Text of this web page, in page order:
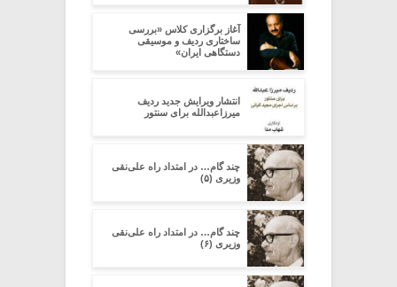
آغاز برگزاری کلاس «بررسی
ساختاری ردیف و موسیقی
دستگاهی ایران»
انتشار ویرایش جدید ردیف
میرزاعبدالله برای سنتور
چند گام… در امتداد راه علی‌نقی
وزیری (۵)
چند گام… در امتداد راه علی‌نقی
وزیری (۶)